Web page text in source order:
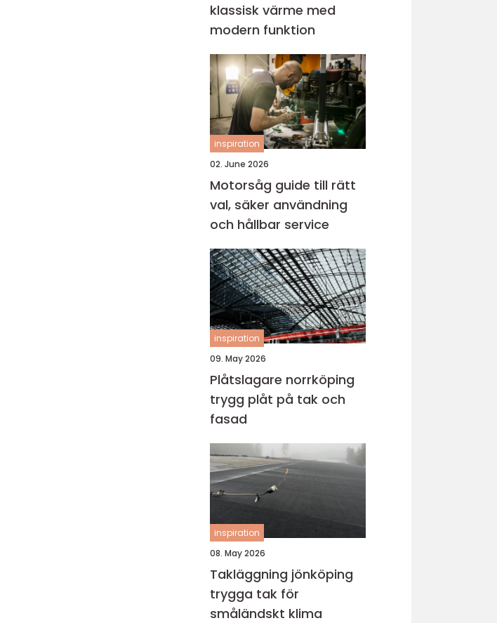
klassisk värme med
modern funktion
inspiration
02. June 2026
Motorsåg guide till rätt
val, säker användning
och hållbar service
inspiration
09. May 2026
Plåtslagare norrköping
trygg plåt på tak och
fasad
inspiration
08. May 2026
Takläggning jönköping
trygga tak för
småländskt klima